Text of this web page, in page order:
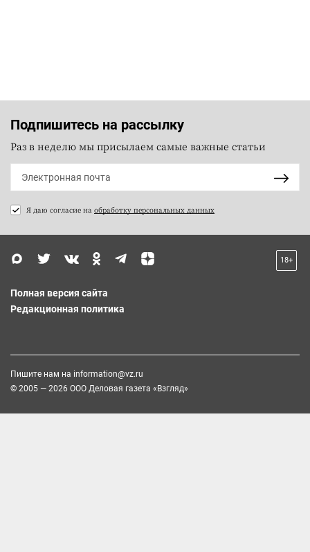
Подпишитесь на рассылку
Раз в неделю мы присылаем самые важные статьи
Я даю согласие на обработку персональных данных
18+
Полная версия сайта
Редакционная политика
Пишите нам на information@vz.ru
© 2005 — 2026 ООО Деловая газета «Взгляд»